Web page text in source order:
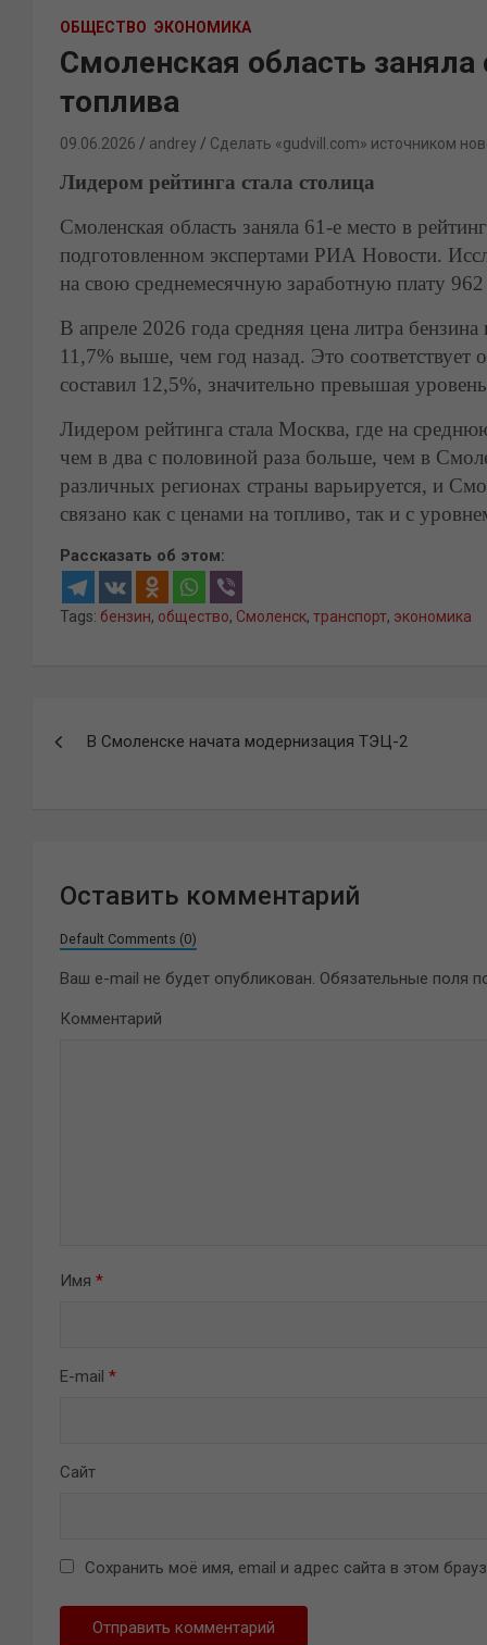
ОБЩЕСТВО ЭКОНОМИКА
Смоленская область заняла
топлива
09.06.2026 andrey Сделать «gudvill.com» источником
Лидером рейтинга стала столица
Смоленская область заняла 61-е место в
подготовленном экспертами РИА Новости.
на свою среднемесячную заработную плату
В апреле 2026 года средняя цена литра
11,7% выше, чем год назад. Это соответствует
составил 12,5%, значительно превышая
Лидером рейтинга стала Москва, где на
чем в два с половиной раза больше, чем в
различных регионах страны варьируется, и
связано как с ценами на топливо, так и с
Рассказать об этом:
Tags: бензин, общество, Смоленск, транспорт, экономика
В Смоленске начата модернизация ТЭЦ-2
Оставить комментарий
Default Comments (0)
Ваш e-mail не будет опубликован. Обязательные поля
Комментарий
Имя *
E-mail *
Сайт
Сохранить моё имя, email и адрес сайта в этом